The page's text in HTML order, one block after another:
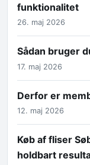
funktionalitet
26. maj 2026
Sådan bruger
17. maj 2026
Derfor er
12. maj 2026
Køb af fliser
holdbart